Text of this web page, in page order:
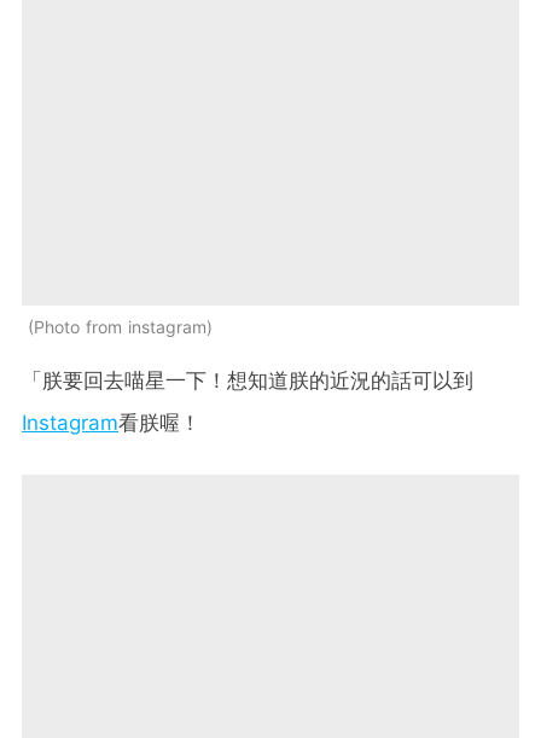
Photo from instagram
「朕要回去喵星一下！想知道朕的近況的話可以到
Instagram看朕喔！